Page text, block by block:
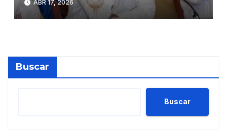
ABR 17, 2026
Buscar
Buscar